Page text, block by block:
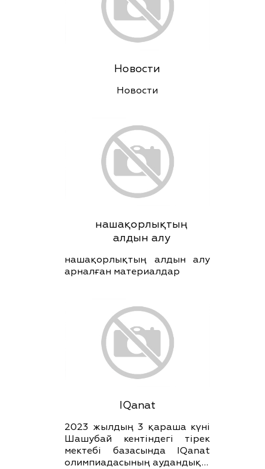
Новости
Новости
нашақорлықтың
алдын алу
нашақорлықтың алдын алу
арналған материалдар
IQanat
2023 жылдың 3 қараша күні
Шашубай кентіндегі тірек
мектебі базасында IQanat
олимпиадасының аудандық…